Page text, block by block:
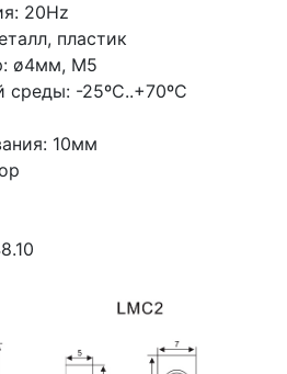
20Hz
пластик
ø4мм, М5
среды: -25ºС..+70ºС
10мм